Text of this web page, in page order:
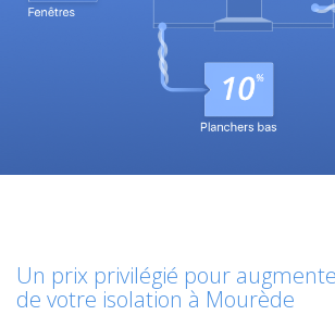
Un prix privilégié pour
de votre isolation à Mourède